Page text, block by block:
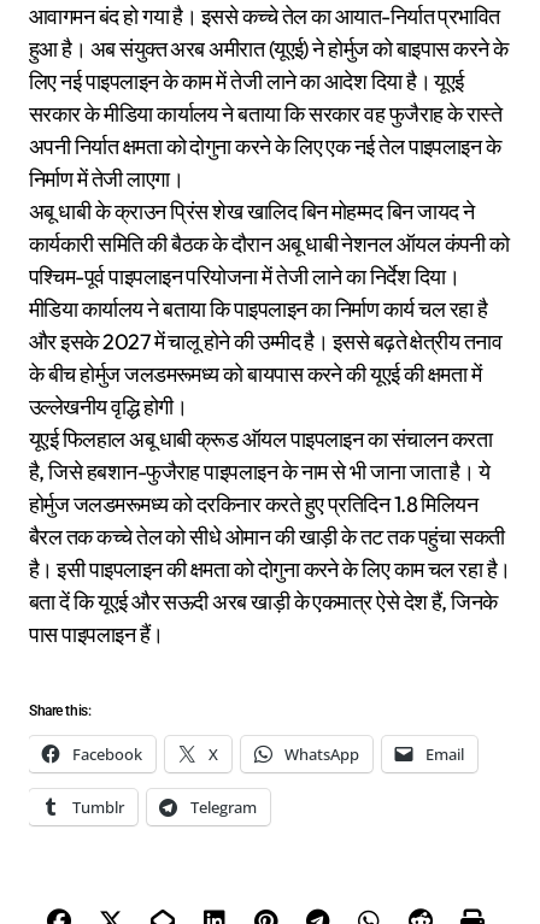
आवागमन बंद हो गया है। इससे कच्चे तेल का आयात-निर्यात प्रभावित
हुआ है। अब संयुक्त अरब अमीरात (यूएई) ने होर्मुज को बाइपास करने के
लिए नई पाइपलाइन के काम में तेजी लाने का आदेश दिया है। यूएई
सरकार के मीडिया कार्यालय ने बताया कि सरकार वह फुजैराह के रास्ते
अपनी निर्यात क्षमता को दोगुना करने के लिए एक नई तेल पाइपलाइन के
निर्माण में तेजी लाएगा।
अबू धाबी के क्राउन प्रिंस शेख खालिद बिन मोहम्मद बिन जायद ने
कार्यकारी समिति की बैठक के दौरान अबू धाबी नेशनल ऑयल कंपनी को
पश्चिम-पूर्व पाइपलाइन परियोजना में तेजी लाने का निर्देश दिया।
मीडिया कार्यालय ने बताया कि पाइपलाइन का निर्माण कार्य चल रहा है
और इसके 2027 में चालू होने की उम्मीद है। इससे बढ़ते क्षेत्रीय तनाव
के बीच होर्मुज जलडमरूमध्य को बायपास करने की यूएई की क्षमता में
उल्लेखनीय वृद्धि होगी।
यूएई फिलहाल अबू धाबी क्रूड ऑयल पाइपलाइन का संचालन करता
है, जिसे हबशान-फुजैराह पाइपलाइन के नाम से भी जाना जाता है। ये
होर्मुज जलडमरूमध्य को दरकिनार करते हुए प्रतिदिन 1.8 मिलियन
बैरल तक कच्चे तेल को सीधे ओमान की खाड़ी के तट तक पहुंचा सकती
है। इसी पाइपलाइन की क्षमता को दोगुना करने के लिए काम चल रहा है।
बता दें कि यूएई और सऊदी अरब खाड़ी के एकमात्र ऐसे देश हैं, जिनके
पास पाइपलाइन हैं।
Share this:
Facebook X WhatsApp Email
Tumblr Telegram